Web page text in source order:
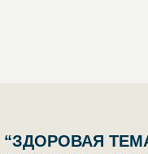
“ЗДОРОВАЯ